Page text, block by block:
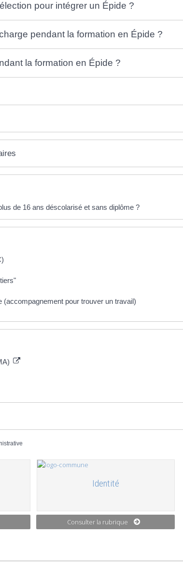
pour intégrer un Épide ?
pendant la formation en Épide ?
la formation en Épide ?
de 16 ans déscolarisé et sans diplôme ?
(accompagnement pour trouver un travail)
Identité
Consulter la rubrique